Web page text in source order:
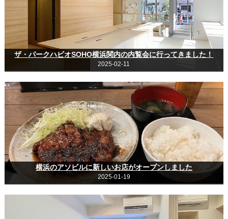
ザ・パークハビオSOHO横浜関内の内覧会に行ってきました！
2025-02-11
横浜のアソビルに新しいお店がオープンしました
2025-01-19